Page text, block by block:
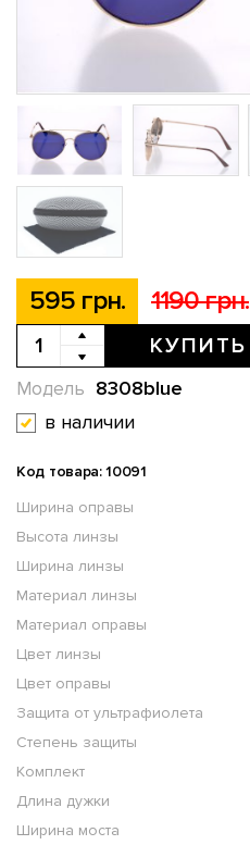
595 грн. 1190 грн.
КУПИТЬ
8308blue
Модель
в наличии
Код товара: 10091
Ширина оправы
Высота линзы
Ширина линзы
Материал линзы
Материал оправы
Цвет линзы
Цвет оправы
Защита от ультрафиолета
Степень защиты
Комплект
Длина дужки
Ширина моста